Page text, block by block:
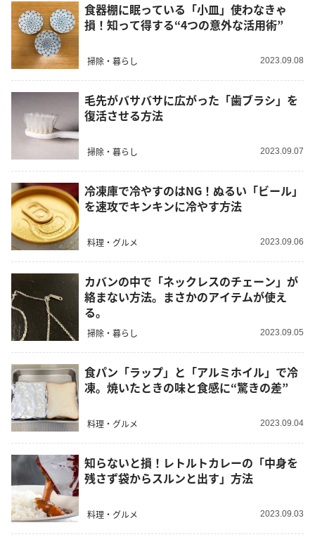
食器棚に眠っている「小皿」使わなきゃ
損！知って得する“4つの意外な活用術”
掃除・暮らし 2023.09.08
毛先がバサバサに広がった「歯ブラシ」を
復活させる方法
掃除・暮らし 2023.09.07
冷凍庫で冷やすのはNG！ぬるい「ビール」
を速攻でキンキンに冷やす方法
料理・グルメ 2023.09.06
カバンの中で「ネックレスのチェーン」が
絡まない方法。まさかのアイテムが使え
る。
掃除・暮らし 2023.09.05
食パン「ラップ」と「アルミホイル」で冷
凍。焼いたときの味と食感に“驚きの差”
料理・グルメ 2023.09.04
知らないと損！レトルトカレーの「中身を
残さず袋からスルンと出す」方法
料理・グルメ 2023.09.03